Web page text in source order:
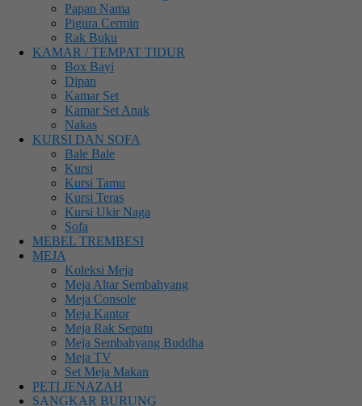
Papan Nama
Pigura Cermin
Rak Buku
KAMAR / TEMPAT TIDUR
Box Bayi
Dipan
Kamar Set
Kamar Set Anak
Nakas
KURSI DAN SOFA
Bale Bale
Kursi
Kursi Tamu
Kursi Teras
Kursi Ukir Naga
Sofa
MEBEL TREMBESI
MEJA
Koleksi Meja
Meja Altar Sembahyang
Meja Console
Meja Kantor
Meja Rak Sepatu
Meja Sembahyang Buddha
Meja TV
Set Meja Makan
PETI JENAZAH
SANGKAR BURUNG